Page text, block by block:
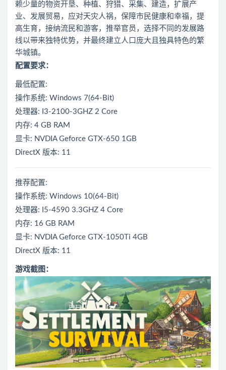
赖少量的物资开垦、种植、狩猎、采集、建造，扩展产
业、发展贸易，应对天灾人祸，保障市民健康和幸福，提
高生育，接纳流民和游客，推举官员，选择不同的发展路
线以带来独特优势，并最终建立人口庞大且独具特色的繁
华城镇。
配置要求：
最低配置:
操作系统: Windows 7(64-Bit)
处理器: I3-2100-3GHZ 2 Core
内存: 4 GB RAM
显卡: NVDIA Geforce GTX-650 1GB
DirectX 版本: 11
推荐配置:
操作系统: Windows 10(64-Bit)
处理器: I5-4590 3.3GHZ 4 Core
内存: 16 GB RAM
显卡: NVDIA Geforce GTX-1050Ti 4GB
DirectX 版本: 11
游戏截图：